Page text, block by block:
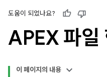
도움이 되었나요?
APEX 파일
이 페이지의 내용